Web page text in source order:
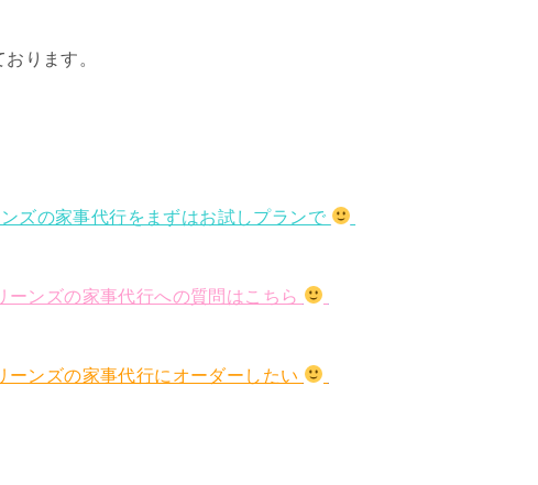
ります。
ズの家事代行をまずはお試しプランで
ーンズの家事代行への質問はこちら
ーンズの家事代行にオーダーしたい